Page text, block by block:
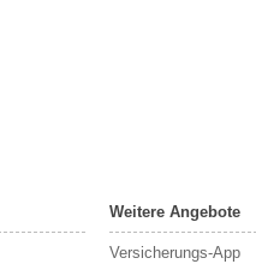
Weitere Angebote
Versicherungs-App